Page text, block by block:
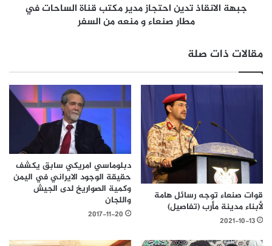
جبهة الانقاذ تدين احتجاز مدير مكتب قناة الساحات في
مطار صنعاء و منعه من السفر
مقالات ذات صلة
قوات صنعاء توجه رسائل هامة
لأبناء مدينة مأرب (تفاصيل)
2021-10-13
دبلوماسي امريكي سابق يكشف
حقيقة الوجود الايراني في اليمن
وكمية الصواريخ لدى الجيش
واللجان
2017-11-20